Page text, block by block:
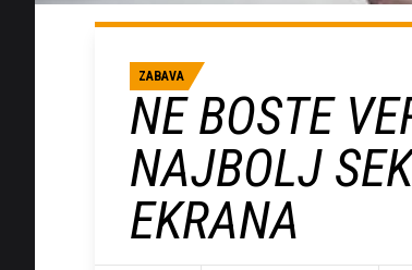
ZABAVA
NE BOSTE
NAJBOLJ
EKRANA